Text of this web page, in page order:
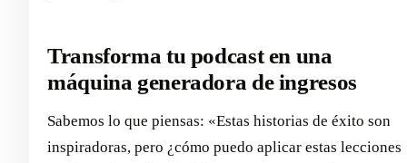
Transforma tu podcast en una
máquina generadora de ingresos
Sabemos lo que piensas: «Estas historias de éxito son
inspiradoras, pero ¿cómo puedo aplicar estas lecciones